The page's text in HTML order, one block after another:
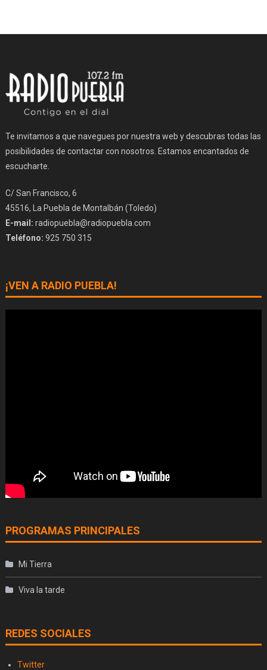
Te invitamos a que navegues por nuestra web y descubras todas las
posibilidades de contactar con nosotros. Estamos encantados de
escucharte.
C/ San Francisco, 6
45516, La Puebla de Montalbán (Toledo)
E-mail: radiopuebla@radiopuebla.com
Teléfono: 925 750 315
¡VEN A RADIO PUEBLA!
PROGRAMAS PRINCIPALES
Mi Tierra
Viva la tarde
REDES SOCIALES
Twitter